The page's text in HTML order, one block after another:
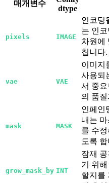
매개변수
dtype
pixels IMAGE
인코딩
는 인
차원에
칩니다.
vae VAE
이미지
사용되
서 중
의 품
mask MASK
인페인
내는
를 수
도록
grow_mask_by INT
잠재
기 위
할지를